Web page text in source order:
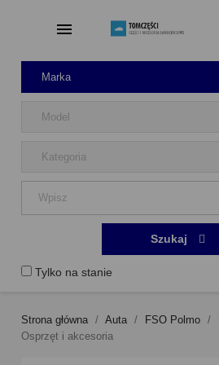
Tylko na stanie
Szukaj
Strona główna Auta FSO Polmo
Osprzęt i akcesoria